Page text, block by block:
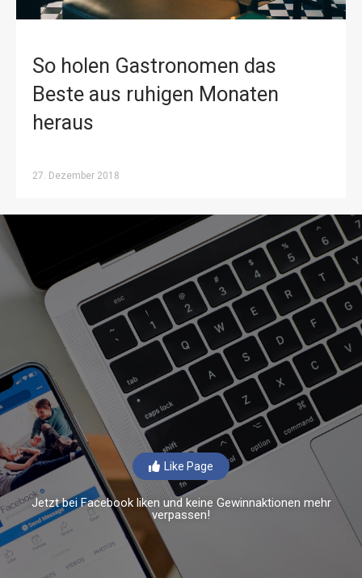
So holen Gastronomen das
Beste aus ruhigen Monaten
heraus
27. Dezember 2018
Like Page
Jetzt bei Facebook liken und keine Gewinnaktionen mehr
verpassen!